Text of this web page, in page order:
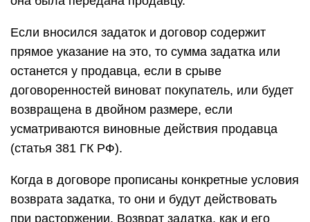
Если вносился задаток и договор содержит
прямое указание на это, то сумма задатка или
останется у продавца, если в срыве
договоренностей виноват покупатель, или будет
возвращена в двойном размере, если
усматриваются виновные действия продавца
(статья 381 ГК РФ).
Когда в договоре прописаны конкретные условия
возврата задатка, то они и будут действовать
при расторжении. Возврат задатка, как и его